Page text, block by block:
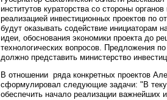
институтов кураторства со стороны
реализацией инвестиционных проектов по
будут оказывать содействие инициаторам
идеи, обоснования экономики проекта до
технологических вопросов. Предложения
должно представить министерство
В отношении ряда конкретных проектов
сформулировал следующие задачи: "В
обеспечить начало реализации важнейших